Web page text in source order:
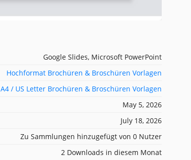
Google Slides, Microsoft PowerPoint
Hochformat Brochüren & Broschüren Vorlagen
A4 / US Letter Brochüren & Broschüren Vorlagen
May 5, 2026
July 18, 2026
Zu Sammlungen hinzugefügt von 0 Nutzer
2 Downloads in diesem Monat